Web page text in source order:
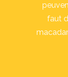
faut